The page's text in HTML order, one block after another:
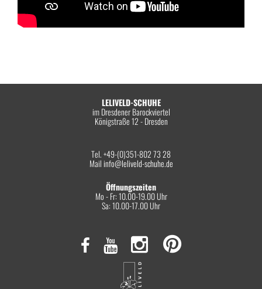
LELIVELD-SCHUHE
im Dresdener Barockviertel
Königstraße 12 - Dresden
Tel. +49-(0)351-802 73 28
Mail info@leliveld-schuhe.de
Öffnungszeiten
Mo - Fr: 10.00-19.00 Uhr
Sa: 10.00-17.00 Uhr